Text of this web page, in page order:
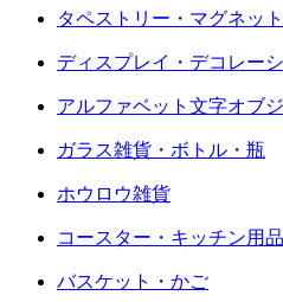
タペストリー・マグネッ
ディスプレイ・デコレー
アルファベット文字オブ
ガラス雑貨・ボトル・瓶
ホウロウ雑貨
コースター・キッチン用品
バスケット・かご